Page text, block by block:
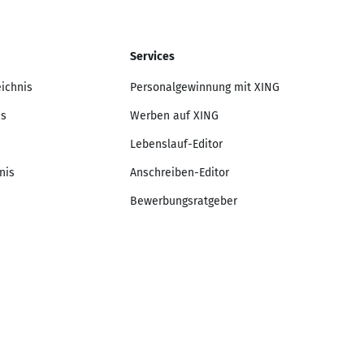
Services
Personalgewinnung mit XING
Werben auf XING
Lebenslauf-Editor
Anschreiben-Editor
Bewerbungsratgeber